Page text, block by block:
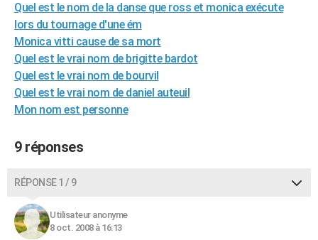
Art de vivre
Bien-être
Loisirs
Mode
Modes de vie
SANTE
Alimentation
Guide de la santé
Maladies
Médicaments
Sommeil
VOYAGE
Destinations
City break
Voyage nature
Voyage de noces
Forum
Climat
+PHOTO
GUIDES D'ACHAT
Carte de Noël
Carte Bonne année
Carte Saint-Valentin
Carte Pâques
Carte d'anniversaire
Dictionnaire
Biographies
Citations
Expressions
Proverbes
PROGRAMME TV
Quel est le nom de la danse que ross et monica exécute
lors du tournage d'une ém
Monica vitti cause de sa mort
Quel est le vrai nom de brigitte bardot
Quel est le vrai nom de bourvil
Quel est le vrai nom de daniel auteuil
Mon nom est personne
9 réponses
RÉPONSE 1 / 9
Utilisateur anonyme
8 oct. 2008 à 16:13